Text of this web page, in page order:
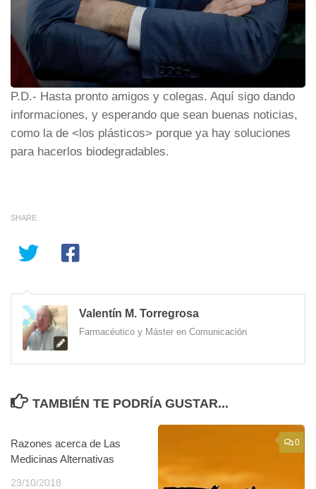
P.D.- Hasta pronto amigos y colegas. Aquí sigo dando
informaciones, y esperando que sean buenas noticias,
como la de <los plásticos> porque ya hay soluciones
para hacerlos biodegradables.
SHARE
Valentín M. Torregrosa
Farmacéutico y Máster en Comunicación
TAMBIÉN TE PODRÍA GUSTAR...
Razones acerca de Las
Medicinas Alternativas
23/10/2018
0